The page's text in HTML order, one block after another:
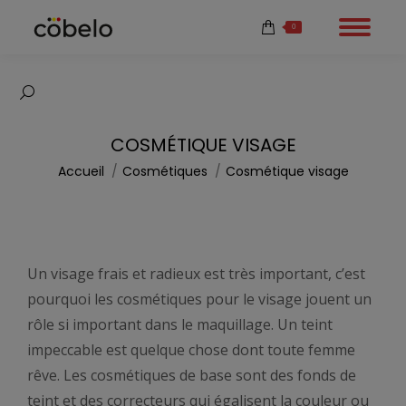
Recherche
0
COSMÉTIQUE VISAGE
Vous êtes ici :
Accueil Cosmétiques Cosmétique visage
Un visage frais et radieux est très important, c’est
pourquoi les cosmétiques pour le visage jouent un
rôle si important dans le maquillage. Un teint
impeccable est quelque chose dont toute femme
rêve. Les cosmétiques de base sont des fonds de
teint et des correcteurs qui égalisent la couleur ou